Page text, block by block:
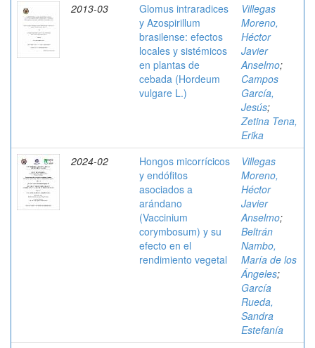
2013-03
Glomus intraradices
y Azospirillum
brasilense: efectos
locales y sistémicos
en plantas de
cebada (Hordeum
vulgare L.)
Villegas
Moreno,
Héctor
Javier
Anselmo;
Campos
García,
Jesús;
Zetina Tena,
Erika
2024-02
Hongos micorrícicos
y endófitos
asociados a
arándano
(Vaccinium
corymbosum) y su
efecto en el
rendimiento vegetal
Villegas
Moreno,
Héctor
Javier
Anselmo;
Beltrán
Nambo,
María de los
Ángeles;
García
Rueda,
Sandra
Estefanía